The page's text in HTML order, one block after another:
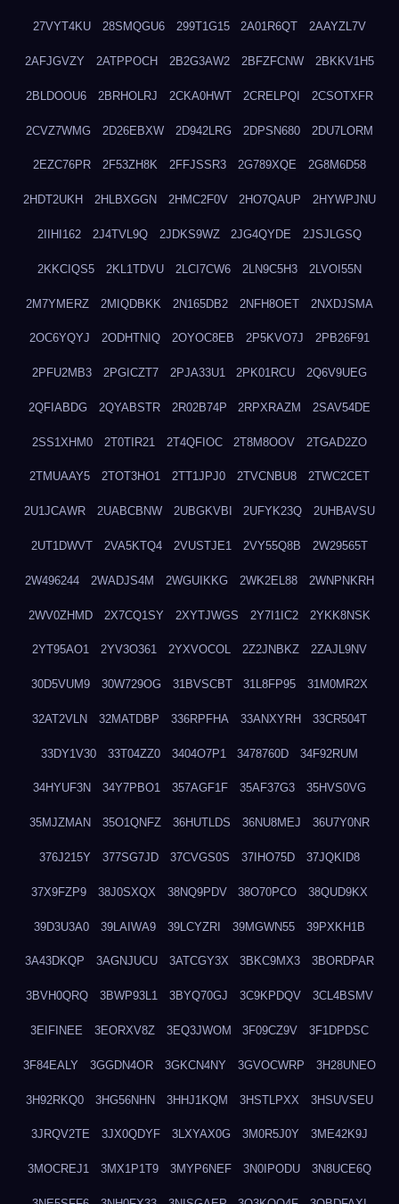
27VYT4KU 28SMQGU6 299T1G15 2A01R6QT 2AAYZL7V
2AFJGVZY 2ATPPOCH 2B2G3AW2 2BFZFCNW 2BKKV1H5
2BLDOOU6 2BRHOLRJ 2CKA0HWT 2CRELPQI 2CSOTXFR
2CVZ7WMG 2D26EBXW 2D942LRG 2DPSN680 2DU7LORM
2EZC76PR 2F53ZH8K 2FFJSSR3 2G789XQE 2G8M6D58
2HDT2UKH 2HLBXGGN 2HMC2F0V 2HO7QAUP 2HYWPJNU
2IIHI162 2J4TVL9Q 2JDKS9WZ 2JG4QYDE 2JSJLGSQ
2KKCIQS5 2KL1TDVU 2LCI7CW6 2LN9C5H3 2LVOI55N
2M7YMERZ 2MIQDBKK 2N165DB2 2NFH8OET 2NXDJSMA
2OC6YQYJ 2ODHTNIQ 2OYOC8EB 2P5KVO7J 2PB26F91
2PFU2MB3 2PGICZT7 2PJA33U1 2PK01RCU 2Q6V9UEG
2QFIABDG 2QYABSTR 2R02B74P 2RPXRAZM 2SAV54DE
2SS1XHM0 2T0TIR21 2T4QFIOC 2T8M8OOV 2TGAD2ZO
2TMUAAY5 2TOT3HO1 2TT1JPJ0 2TVCNBU8 2TWC2CET
2U1JCAWR 2UABCBNW 2UBGKVBI 2UFYK23Q 2UHBAVSU
2UT1DWVT 2VA5KTQ4 2VUSTJE1 2VY55Q8B 2W29565T
2W496244 2WADJS4M 2WGUIKKG 2WK2EL88 2WNPNKRH
2WV0ZHMD 2X7CQ1SY 2XYTJWGS 2Y7I1IC2 2YKK8NSK
2YT95AO1 2YV3O361 2YXVOCOL 2Z2JNBKZ 2ZAJL9NV
30D5VUM9 30W729OG 31BVSCBT 31L8FP95 31M0MR2X
32AT2VLN 32MATDBP 336RPFHA 33ANXYRH 33CR504T
33DY1V30 33T04ZZ0 3404O7P1 3478760D 34F92RUM
34HYUF3N 34Y7PBO1 357AGF1F 35AF37G3 35HVS0VG
35MJZMAN 35O1QNFZ 36HUTLDS 36NU8MEJ 36U7Y0NR
376J215Y 377SG7JD 37CVGS0S 37IHO75D 37JQKID8
37X9FZP9 38J0SXQX 38NQ9PDV 38O70PCO 38QUD9KX
39D3U3A0 39LAIWA9 39LCYZRI 39MGWN55 39PXKH1B
3A43DKQP 3AGNJUCU 3ATCGY3X 3BKC9MX3 3BORDPAR
3BVH0QRQ 3BWP93L1 3BYQ70GJ 3C9KPDQV 3CL4BSMV
3EIFINEE 3EORXV8Z 3EQ3JWOM 3F09CZ9V 3F1DPDSC
3F84EALY 3GGDN4OR 3GKCN4NY 3GVOCWRP 3H28UNEO
3H92RKQ0 3HG56NHN 3HHJ1KQM 3HSTLPXX 3HSUVSEU
3JRQV2TE 3JX0QDYF 3LXYAX0G 3M0R5J0Y 3ME42K9J
3MOCREJ1 3MX1P1T9 3MYP6NEF 3N0IPODU 3N8UCE6Q